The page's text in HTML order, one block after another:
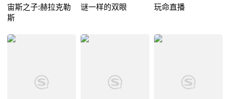
宙斯之子:赫拉克勒
斯
谜一样的双眼 玩命直播